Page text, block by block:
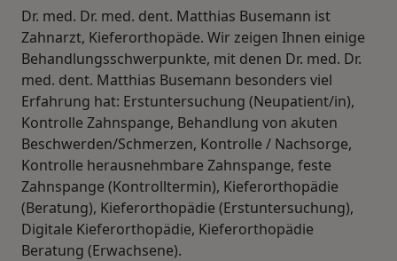
Dr. med. Dr. med. dent. Matthias Busemann ist
Zahnarzt, Kieferorthopäde. Wir zeigen Ihnen einige
Behandlungsschwerpunkte, mit denen Dr. med. Dr.
med. dent. Matthias Busemann besonders viel
Erfahrung hat: Erstuntersuchung (Neupatient/in),
Kontrolle Zahnspange, Behandlung von akuten
Beschwerden/Schmerzen, Kontrolle / Nachsorge,
Kontrolle herausnehmbare Zahnspange, feste
Zahnspange (Kontrolltermin), Kieferorthopädie
(Beratung), Kieferorthopädie (Erstuntersuchung),
Digitale Kieferorthopädie, Kieferorthopädie
Beratung (Erwachsene).